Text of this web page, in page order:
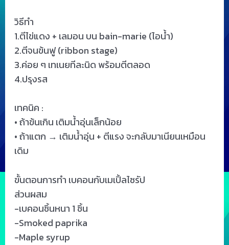
วิธีทำ
1.ตีไข่แดง + เลมอน บน bain-marie (ไอน้ำ)
2.ตีจนข้นฟู (ribbon stage)
3.ค่อย ๆ เทเนยทีละนิด พร้อมตีตลอด
4.ปรุงรส
เทคนิค :
• ถ้าข้นเกิน เติมน้ำอุ่นเล็กน้อย
• ถ้าแตก → เติมน้ำอุ่น + ตีแรง จะกลับมาเนียนเหมือน
เดิม
ขั้นตอนการทำ เบคอนกับเมเปิ้ลไซรัป
ส่วนผสม
-เบคอนชิ้นหนา 1 ชิ้น
-Smoked paprika
-Maple syrup